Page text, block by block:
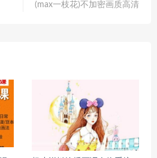
(max一枝花)不加密画质高清